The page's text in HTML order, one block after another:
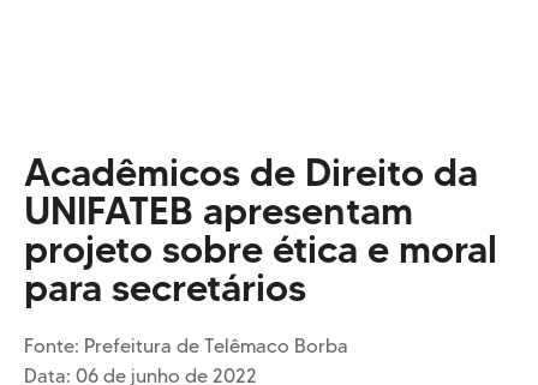
CERTIFICAÇÕES
Responsabilidade Social
METODOLOGIA E APRENDIZAGEM
Cursos Presenciais
Cursos EAD
E CORPO DOCENTE
INFRAESTRUTURA
Conheça nosso Campus
Acadêmicos de Direito da
UNIFATEB apresentam
projeto sobre ética e moral
para secretários
Fonte: Prefeitura de Telêmaco Borba
Data: 06 de junho de 2022